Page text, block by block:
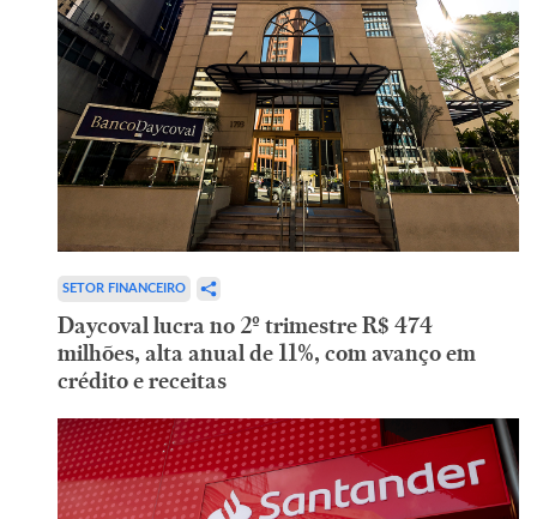
SETOR FINANCEIRO
Daycoval lucra no 2º trimestre R$ 474
milhões, alta anual de 11%, com avanço em
crédito e receitas